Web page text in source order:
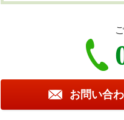
お問い合